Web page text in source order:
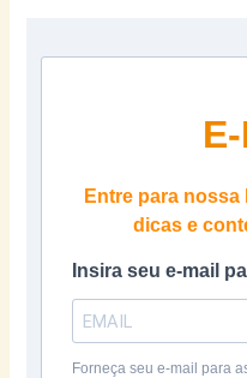
Entre para nossa
dicas e
Insira seu e-mail
Forneça seu e-mail para